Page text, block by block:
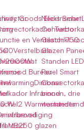
2000W
W
infrarood
Goods Elektrische
Turbo
en Ventilator 750
Bureau
Infrarood
Warmtestanden
MB250 glazen
Nedis
Geschikt
Glazen
Standen
Perel Smart
binnen, drie